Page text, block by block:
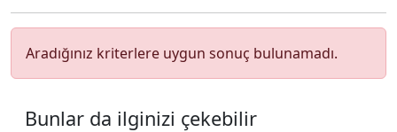
Aradığınız kriterlere uygun sonuç bulunamadı.
Bunlar da ilginizi çekebilir